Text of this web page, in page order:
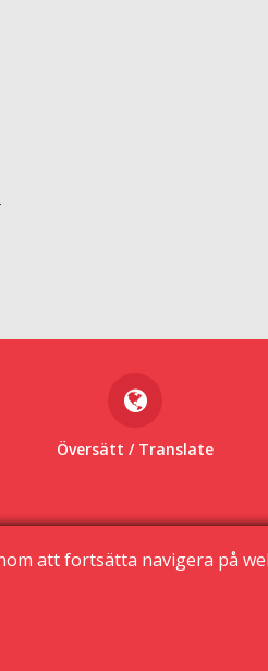
Översätt / Translate
att fortsätta navigera på